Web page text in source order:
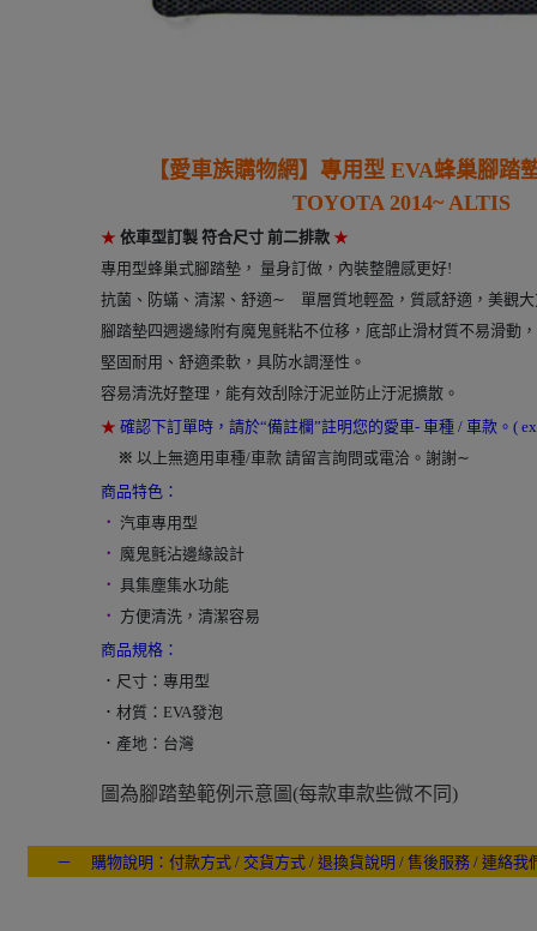
【愛車族購物網】 專用型 EVA蜂巢腳踏
TOYOTA 2014~ ALTIS
★ 依車型訂製 符合尺寸 前二排款 ★
專用型蜂巢式腳踏墊， 量身訂做，內裝整體感更好!
抗菌、防蟎、清潔、舒適∼ 單層質地輕盈，質感舒適，美觀大
腳踏墊四週邊緣附有魔鬼氈粘不位移，底部止滑材質不易滑動
堅固耐用、舒適柔軟，具防水調溼性。
容易清洗好整理，能有效刮除汙泥並防止汙泥擴散。
★ 確認下訂單時，請於“備註欄”註明您的愛車- 車種 / 車款。( ex
※ 以上無適用車種/車款 請留言詢問或電洽。謝謝∼
商品特色：
． 汽車專用型
． 魔鬼氈沾邊緣設計
． 具集塵集水功能
． 方便清洗，清潔容易
商品規格：
． 尺寸：專用型
． 材質：EVA發泡
． 產地：台灣
圖為腳踏墊範例示意圖(每款車款些微不同)
－ 購物說明：付款方式 / 交貨方式 / 退換貨說明 / 售後服務 / 連絡我